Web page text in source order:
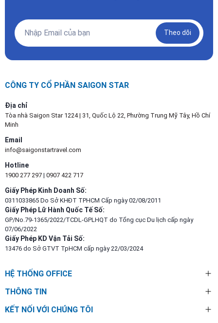
Theo dõi
CÔNG TY CỔ PHẦN SAIGON STAR
Địa chỉ
Tòa nhà Saigon Star 1224 | 31, Quốc Lộ 22, Phường Trung Mỹ Tây, Hồ Chí
Minh
Email
info@saigonstartravel.com
Hotline
1900 277 297 | 0907 422 717
Giấy Phép Kinh Doanh Số:
0311033865 Do Sở KHĐT TPHCM Cấp ngày 02/08/2011
Giấy Phép Lữ Hành Quốc Tế Số:
GP/No.79-1365/2022/TCDL-GPLHQT do Tổng cục Du lịch cấp ngày
07/06/2022
Giấy Phép KD Vận Tải Số:
13476 do Sở GTVT TpHCM cấp ngày 22/03/2024
HỆ THỐNG OFFICE
THÔNG TIN
KẾT NỐI VỚI CHÚNG TÔI